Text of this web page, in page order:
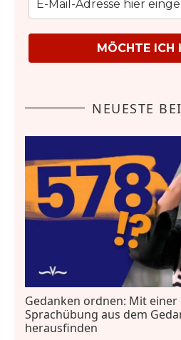
MÖCHTE ICH
NEUESTE
Gedanken ordnen: Mit einer
Sprachübung aus dem
herausfinden